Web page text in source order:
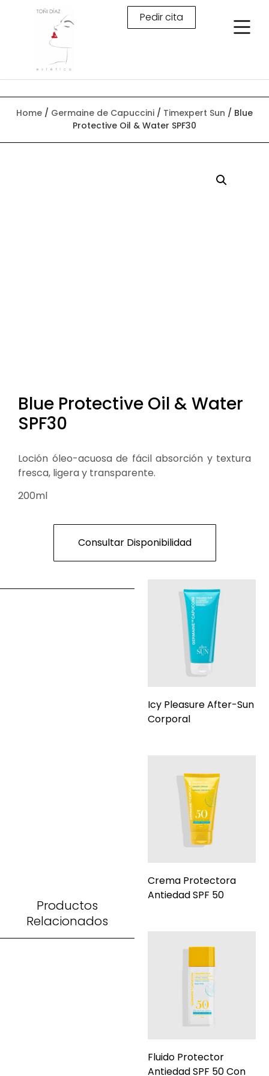
Pedir cita
Home / Germaine de Capuccini / Timexpert Sun / Blue
Protective Oil & Water SPF30
Blue Protective Oil & Water
SPF30
Loción óleo-acuosa de fácil absorción y textura
fresca, ligera y transparente.
200ml
Consultar Disponibilidad
Productos
Relacionados
Icy Pleasure After-Sun
Corporal
Crema Protectora
Antiedad SPF 50
Fluido Protector
Antiedad SPF 50 Con